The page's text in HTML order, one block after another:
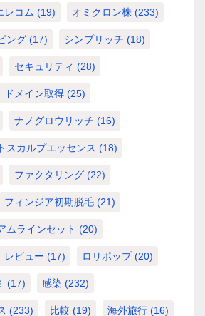
レコム (19) オミクロン株 (233)
ング (17) シンプリッチ (18)
セキュリティ (28)
ドメイン取得 (25)
ナノグロウリッチ (16)
スカルプエッセンス (18)
ファクタリング (22)
フィンジア初期脱毛 (21)
ムラインセット (20)
レビュー (17) ロリポップ(20)
(17) 感染 (232)
(233) 比較 (19) 海外旅行 (16)